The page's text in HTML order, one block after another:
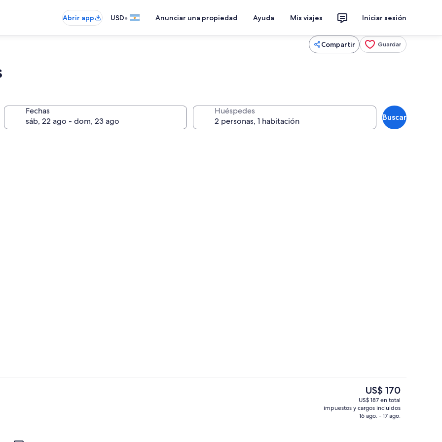
Abrir app USD• Anunciar una propiedad Ayuda Mis viajes Iniciar sesión
Compartir Guardar
Fechas Huéspedes
Buscar
Cocina privada
El
precio
actual
es
US$ 170
US$ 187 en total
impuestos y cargos incluidos
16 ago. - 17 ago.